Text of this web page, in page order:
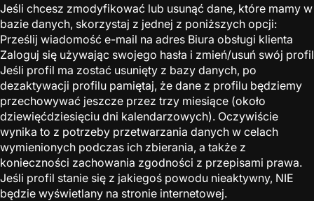
Jeśli chcesz zmodyfikować lub usunąć dane, które mamy w
bazie danych, skorzystaj z jednej z poniższych opcji:
Prześlij wiadomość e-mail na adres Biura obsługi klienta
Zaloguj się używając swojego hasła i zmień/usuń swój profil
Jeśli profil ma zostać usunięty z bazy danych, po
dezaktywacji profilu pamiętaj, że dane z profilu będziemy
przechowywać jeszcze przez trzy miesiące (około
dziewięćdziesięciu dni kalendarzowych). Oczywiście
wynika to z potrzeby przetwarzania danych w celach
wymienionych podczas ich zbierania, a także z
konieczności zachowania zgodności z przepisami prawa.
Jeśli profil stanie się z jakiegoś powodu nieaktywny, NIE
będzie wyświetlany na stronie internetowej.